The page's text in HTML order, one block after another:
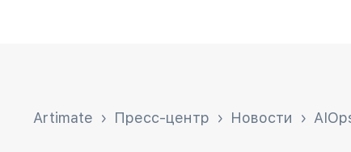
Artimate Пресс-центр Новости